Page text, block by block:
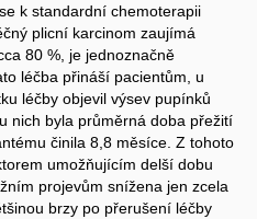
se k standardní chemoterapii
plicní karcinom zaujímá
80 %, je jednoznačně
léčba přináší pacientům, u
léčby objevil výsev pupínků
nich byla průměrná doba přežití
činila 8,8 měsíce. Z tohoto
umožňujícím delší dobu
projevům snížena jen zcela
brzy po přerušení léčby